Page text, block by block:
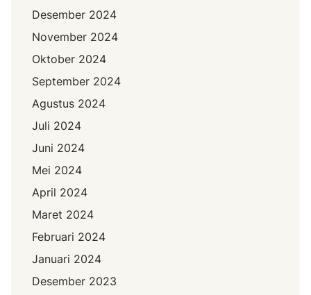
Desember 2024
November 2024
Oktober 2024
September 2024
Agustus 2024
Juli 2024
Juni 2024
Mei 2024
April 2024
Maret 2024
Februari 2024
Januari 2024
Desember 2023